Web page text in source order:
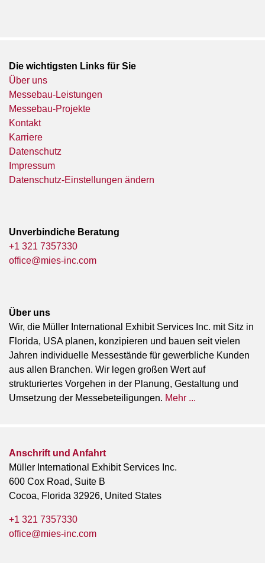
Die wichtigsten Links für Sie
Über uns
Messebau-Leistungen
Messebau-Projekte
Kontakt
Karriere
Datenschutz
Impressum
Datenschutz-Einstellungen ändern
Unverbindiche Beratung
+1 321 7357330
office@mies-inc.com
Über uns
Wir, die Müller International Exhibit Services Inc. mit Sitz in
Florida, USA planen, konzipieren und bauen seit vielen
Jahren individuelle Messestände für gewerbliche Kunden
aus allen Branchen. Wir legen großen Wert auf
strukturiertes Vorgehen in der Planung, Gestaltung und
Umsetzung der Messebeteiligungen. Mehr ...
Anschrift und Anfahrt
Müller International Exhibit Services Inc.
600 Cox Road, Suite B
Cocoa, Florida 32926, United States
+1 321 7357330
office@mies-inc.com